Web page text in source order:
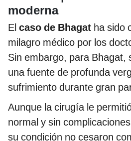
moderna
El caso de Bhagat ha sido
milagro médico por los
Sin embargo, para Bhagat,
una fuente de profunda
sufrimiento durante gran
Aunque la cirugía le
normal y sin
su condición no cesaron